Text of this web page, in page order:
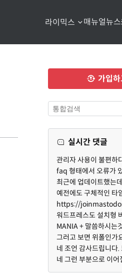
라이믹스 매뉴얼뉴스
가입하
실시간 댓글